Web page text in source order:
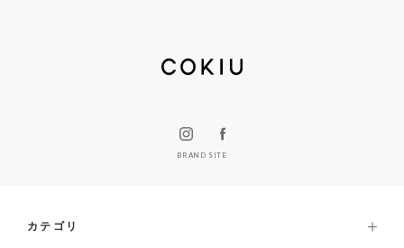
BRAND SITE
カテゴリ